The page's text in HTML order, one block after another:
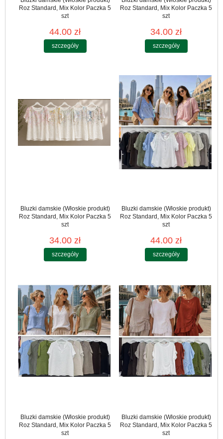
Roz Standard, Mix Kolor Paczka 5
szt
44.00 zł
szczegóły
Roz Standard, Mix Kolor Paczka 5
szt
34.00 zł
szczegóły
Bluzki damskie (Włoskie produkt)
Roz Standard, Mix Kolor Paczka 5
szt
34.00 zł
szczegóły
Bluzki damskie (Włoskie produkt)
Roz Standard, Mix Kolor Paczka 5
szt
44.00 zł
szczegóły
Bluzki damskie (Włoskie produkt)
Roz Standard, Mix Kolor Paczka 5
szt
Bluzki damskie (Włoskie produkt)
Roz Standard, Mix Kolor Paczka 5
szt